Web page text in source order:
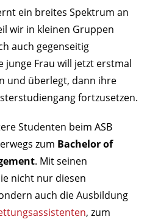
ein breites Spektrum an
wir in kleinen Gruppen
auch gegenseitig
junge Frau will jetzt erstmal
und überlegt, dann ihre
fortzusetzen.
Studenten beim ASB
zum Bachelor of
. Mit seinen
nicht nur diesen
auch die Ausbildung
, zum